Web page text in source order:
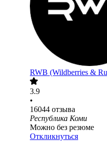
RWB (Wildberries &
3.9
•
16044 отзыва
Республика Коми
Можно без резюме
Откликнуться